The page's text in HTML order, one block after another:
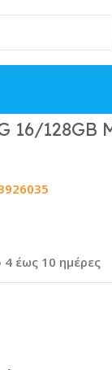
16/128GB
έως 10 ημέρες